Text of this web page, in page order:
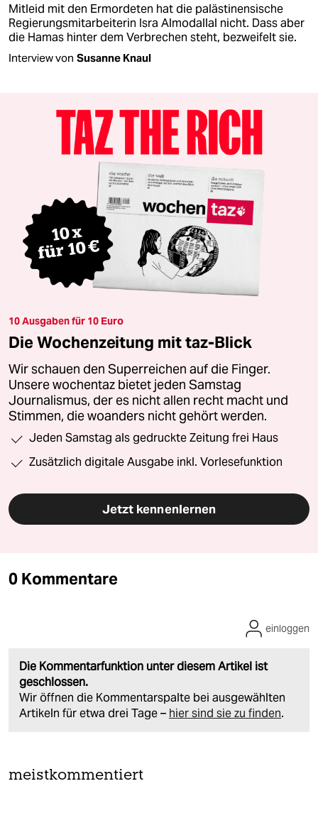
Mitleid mit den Ermordeten hat die palästinensische
Regierungsmitarbeiterin Isra Almodallal nicht. Dass aber
die Hamas hinter dem Verbrechen steht, bezweifelt sie.
Interview von Susanne Knaul
10 Ausgaben für 10 Euro
Die Wochenzeitung mit taz-Blick
Wir schauen den Superreichen auf die Finger.
Unsere wochentaz bietet jeden Samstag
Journalismus, der es nicht allen recht macht und
Stimmen, die woanders nicht gehört werden.
Jeden Samstag als gedruckte Zeitung frei Haus
Zusätzlich digitale Ausgabe inkl. Vorlesefunktion
Jetzt kennenlernen
0 Kommentare
Die Kommentarfunktion unter diesem Artikel ist
geschlossen.
Wir öffnen die Kommentarspalte bei ausgewählten
Artikeln für etwa drei Tage – hier sind sie zu finden.
einloggen
meistkommentiert